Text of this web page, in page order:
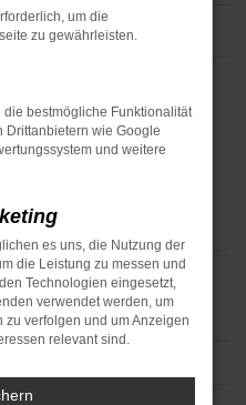
um die
zu gewährleisten.
bestmögliche Funktionalität
Drittanbietern wie Google
und weitere
es uns, die Nutzung der
die Leistung zu messen und
Technologien eingesetzt,
verwendet werden, um
verfolgen und um Anzeigen
relevant sind.